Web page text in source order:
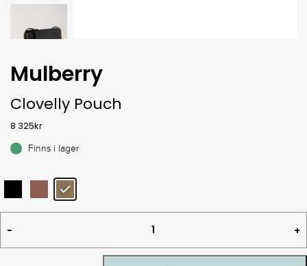
Mulberry
Clovelly Pouch
8 325kr
Finns i lager
Pouch
quantity